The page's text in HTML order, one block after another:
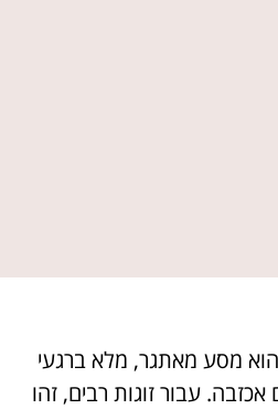
הוא מסע מאתגר, מלא ברגעי
אכזבה. עבור זוגות רבים, זהו